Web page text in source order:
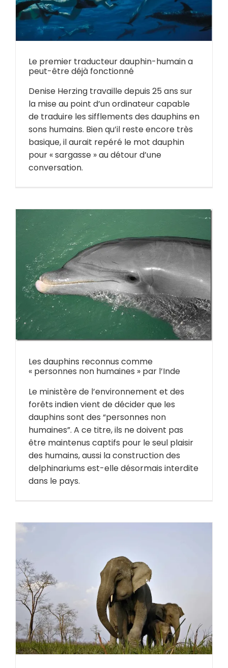
Le premier traducteur dauphin-humain a
peut-être déjà fonctionné
Denise Herzing travaille depuis 25 ans sur
la mise au point d’un ordinateur capable
de traduire les sifflements des dauphins en
sons humains. Bien qu’il reste encore très
basique, il aurait repéré le mot dauphin
pour « sargasse » au détour d’une
conversation.
Les dauphins reconnus comme
« personnes non humaines » par l’Inde
Le ministère de l’environnement et des
forêts indien vient de décider que les
dauphins sont des “personnes non
humaines”. A ce titre, ils ne doivent pas
être maintenus captifs pour le seul plaisir
des humains, aussi la construction des
delphinariums est-elle désormais interdite
dans le pays.